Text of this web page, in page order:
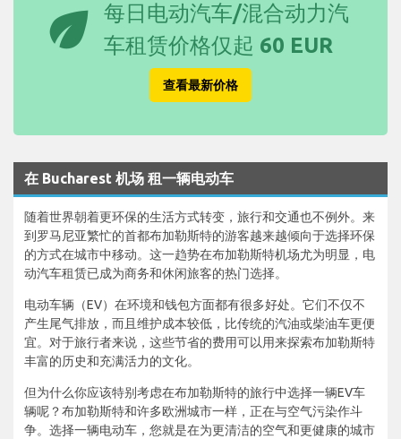
eco
每日电动汽车/混合动力汽
车租赁价格仅起 60 EUR
查看最新价格
在 Bucharest 机场 租一辆电动车
随着世界朝着更环保的生活方式转变，旅行和交通也不例外。来
到罗马尼亚繁忙的首都布加勒斯特的游客越来越倾向于选择环保
的方式在城市中移动。这一趋势在布加勒斯特机场尤为明显，电
动汽车租赁已成为商务和休闲旅客的热门选择。
电动车辆（EV）在环境和钱包方面都有很多好处。它们不仅不
产生尾气排放，而且维护成本较低，比传统的汽油或柴油车更便
宜。对于旅行者来说，这些节省的费用可以用来探索布加勒斯特
丰富的历史和充满活力的文化。
但为什么你应该特别考虑在布加勒斯特的旅行中选择一辆EV车
辆呢？布加勒斯特和许多欧洲城市一样，正在与空气污染作斗
争。选择一辆电动车，您就是在为更清洁的空气和更健康的城市